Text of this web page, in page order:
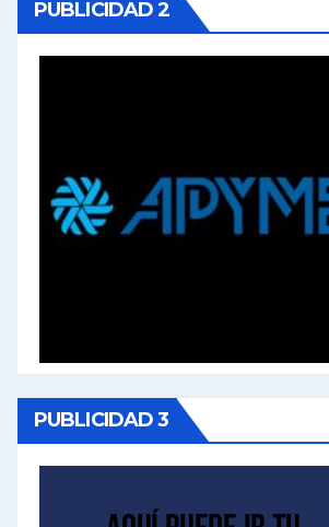
PUBLICIDAD 2
PUBLICIDAD 3